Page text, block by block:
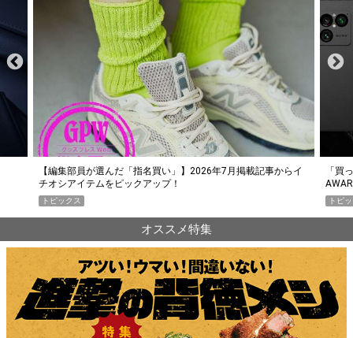
「買って損なし」の極上スマホ5選【GoodsPress 2026上半期
AWARD】
トピックス
薄着
PR
オススメ特集